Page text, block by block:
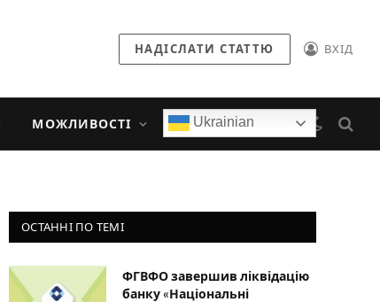
НАДІСЛАТИ СТАТТЮ ВХІД
МОЖЛИВОСТІ Ukrainian
ОСТАННІ ПО ТЕМІ
ФГВФО завершив ліквідацію
банку «Національні